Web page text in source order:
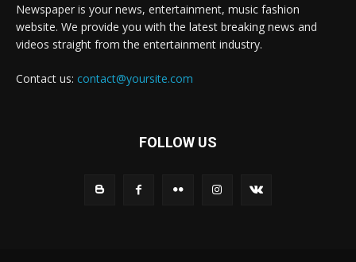
Newspaper is your news, entertainment, music fashion
website. We provide you with the latest breaking news and
videos straight from the entertainment industry.
Contact us: contact@yoursite.com
FOLLOW US